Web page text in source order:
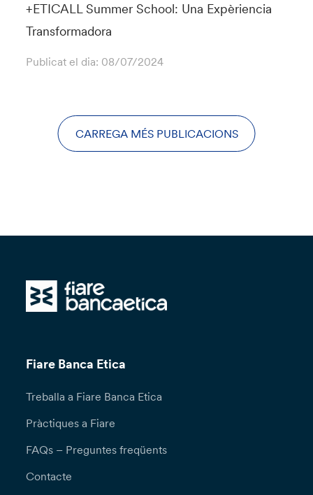
+ETICALL Summer School: Una Expèriencia
Transformadora
Publicat el dia: 08/07/2024
CARREGA MÉS PUBLICACIONS
Fiare Banca Etica
Treballa a Fiare Banca Etica
Pràctiques a Fiare
FAQs – Preguntes freqüents
Contacte